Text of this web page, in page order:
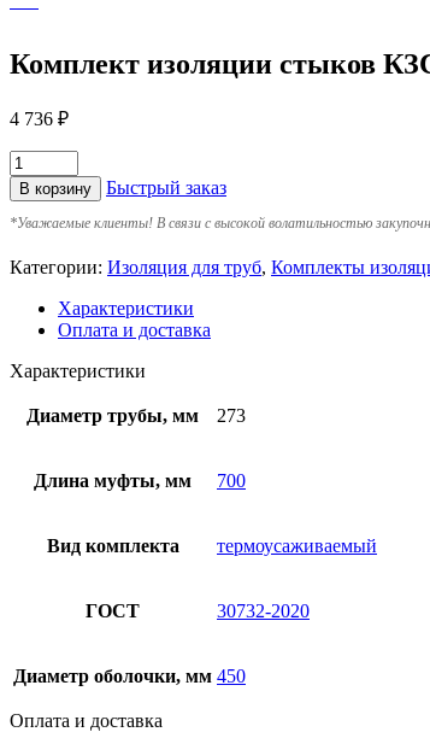
Комплект изоляции стыков
4 736 ₽
В корзину Быстрый заказ
*Уважаемые клиенты! В связи с высокой волатильностью
Категории: Изоляция для труб, Комплекты
Характеристики
Оплата и доставка
Характеристики
Диаметр трубы, мм 273
Длина муфты, мм 700
Вид комплекта термоусаживаемый
ГОСТ 30732-2020
Диаметр оболочки, мм 450
Оплата и доставка